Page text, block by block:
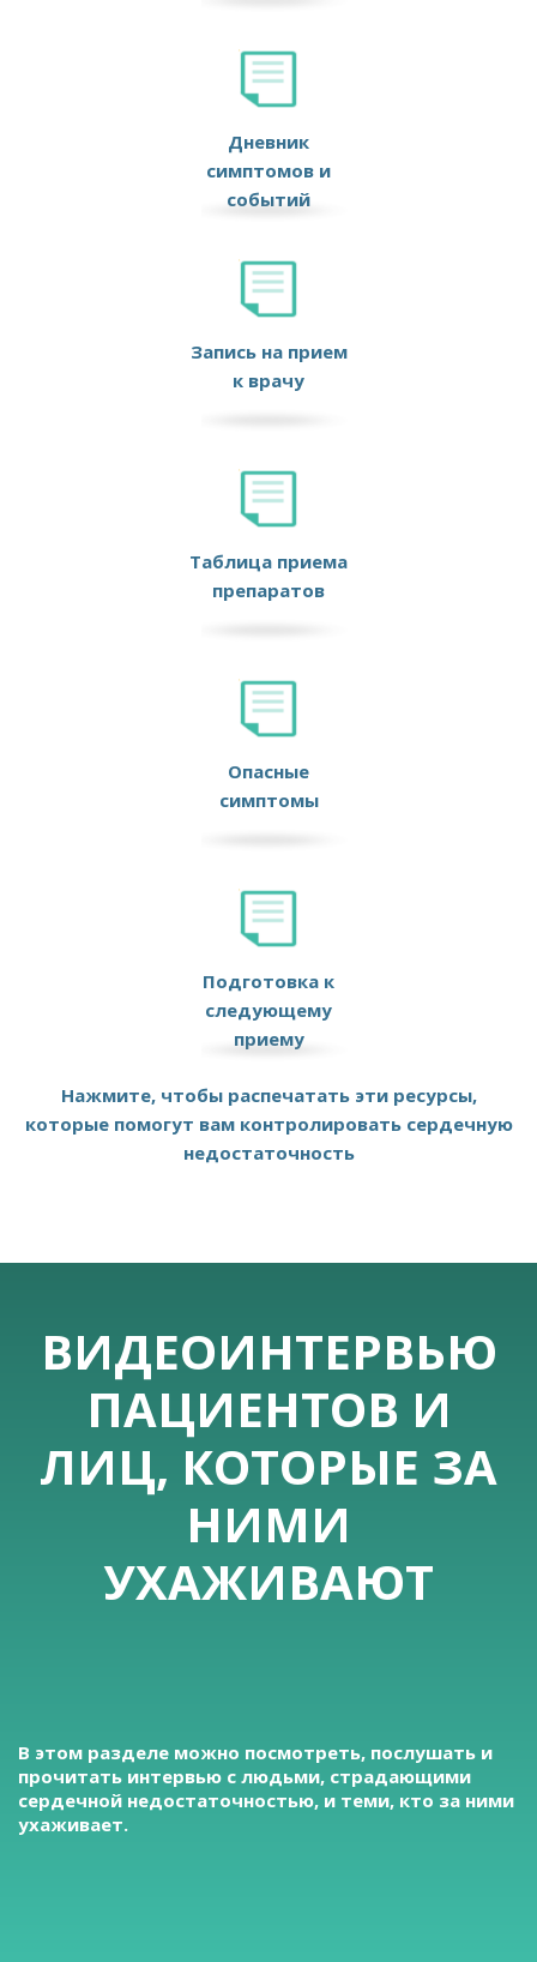
Дневник
симптомов и
событий
Запись на прием
к врачу
Таблица приема
препаратов
Опасные
симптомы
Подготовка к
следующему
приему
Нажмите, чтобы распечатать эти ресурсы,
которые помогут вам контролировать сердечную
недостаточность
ВИДЕОИНТЕРВЬЮ
ПАЦИЕНТОВ И
ЛИЦ, КОТОРЫЕ ЗА
НИМИ
УХАЖИВАЮТ
В этом разделе можно посмотреть, послушать и
прочитать интервью с людьми, страдающими
сердечной недостаточностью, и теми, кто за ними
ухаживает.